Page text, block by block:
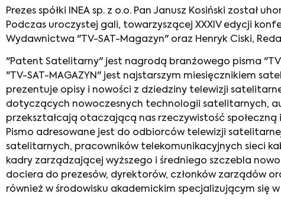
Prezes spółki INEA sp. z o.o. Pan Janusz Kosiński
Podczas uroczystej gali, towarzyszącej XXXIV edycji
Wydawnictwa "TV-SAT-Magazyn" oraz Henryk Ciski,
"Patent Satelitarny" jest nagrodą branżowego pisma
"TV-SAT-MAGAZYN" jest najstarszym miesięcznikiem
prezentuje opisy i nowości z dziedziny telewizji
dotyczących nowoczesnych technologii satelitarnych,
przekształcają otaczającą nas rzeczywistość społeczną
Pismo adresowane jest do odbiorców telewizji
satelitarnych, pracowników telekomunikacyjnych sieci
kadry zarządzającej wyższego i średniego szczebla
dociera do prezesów, dyrektorów, członków zarządów
również w środowisku akademickim specjalizującym się